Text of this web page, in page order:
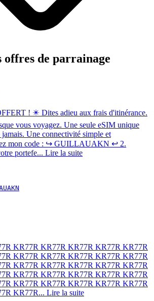
offres de parrainage
! ✴️ Dites adieu aux frais d'itinérance.
vous voyagez. Une seule eSIM unique
Une connectivité simple et
mon code : ↪️ GUILLAUAKN ↩️ 2.
portefe... Lire la suite
KR77R KR77R KR77R KR77R KR77R
KR77R KR77R KR77R KR77R KR77R
KR77R KR77R KR77R KR77R KR77R
KR77R KR77R KR77R KR77R KR77R
KR77R KR77R KR77R KR77R KR77R
KR77R... Lire la suite